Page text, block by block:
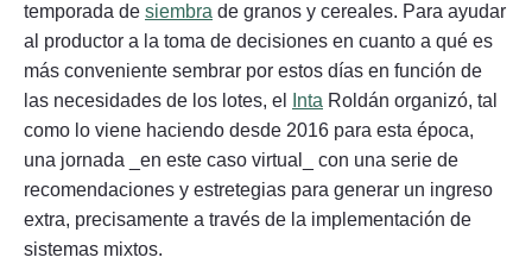
temporada de siembra de granos y cereales. Para ayudar
al productor a la toma de decisiones en cuanto a qué es
más conveniente sembrar por estos días en función de
las necesidades de los lotes, el
Inta Roldán organizó, tal
como lo viene haciendo desde 2016 para esta época,
una jornada _en este caso virtual_ con una serie de
recomendaciones y estretegias para generar un ingreso
extra, precisamente a través de la implementación de
sistemas mixtos.